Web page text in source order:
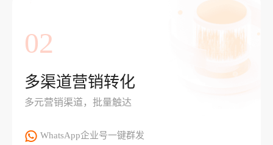
02
多渠道营销转化
多元营销渠道，批量触达
WhatsApp企业号一键群发